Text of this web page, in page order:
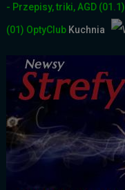
- Przepisy, triki, AGD (01.1)
(01) OptyClub Kuchnia